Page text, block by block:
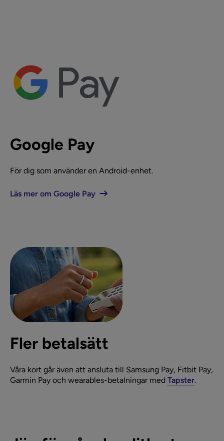
Google Pay
För dig som använder en Android-enhet.
Läs mer om Google Pay
Fler betalsätt
Våra kort går även att ansluta till Samsung Pay, Fitbit Pay,
Garmin Pay och wearables-betalningar med Tapster.